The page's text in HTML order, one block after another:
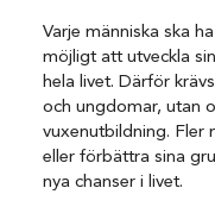
Varje människa ska
möjligt att utveckla
hela livet. Därför
och ungdomar, utan
vuxenutbildning. Fler
eller förbättra sina
nya chanser i livet.